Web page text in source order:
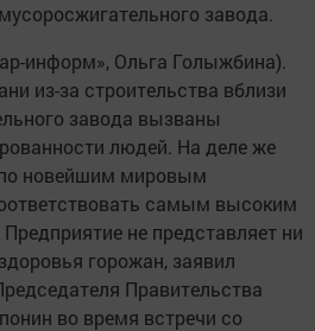
завода.
информ», Ольга Голыжбина).
из-за строительства вблизи
завода вызваны
людей. На деле же
по новейшим мировым
самым высоким
не представляет ни
горожан, заявил
Правительства
во время встречи со